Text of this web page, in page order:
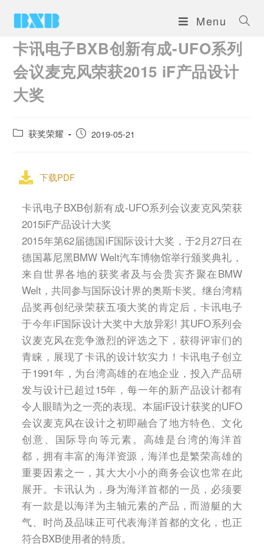
Menu
卡讯电子BXB创新有成-UFO系列
会议麦克风荣获2015 iF产品设计
大奖
获奖荣耀 2019-05-21
下载PDF
卡讯电子BXB创新有成-UFO系列会议麦克风荣获
2015iF产品设计大奖
2015年第62届德国iF国际设计大奖，于2月27日在
德国幕尼黑BMW Welt汽车博物馆举行颁奖典礼，
来自世界各地的获奖者及与会贵宾齐聚在BMW
Welt，共同参与国际设计界的奥斯卡奖。继台湾精
品奖再创纪录荣获五项大奖的肯定后，卡讯电子
于今年iF国际设计大奖中大放异彩! 其UFO系列会
议麦克风在竞争激烈的评选之下，获得评审们的
青睐，展现了卡讯的设计软实力！卡讯电子创立
于1991年，为台湾高雄的在地企业，投入产品研
发与设计已超过15年，每一年的新产品设计都有
令人眼睛为之一亮的表现。本届iF设计获奖的UFO
会议麦克风在设计之初即融合了地方特色、文化
创意、国际导向等元素。高雄是台湾的海洋首
都，拥有丰富的海洋资源，海洋也是繁荣高雄的
重要因素之一，其大大小小的商务会议也常在此
展开。卡讯认为，身为海洋首都的一员，必须要
有一款是以海洋为主轴元素的产品，而游艇的大
气、时尚及品味正可代表海洋首都的文化，也正
符合BXB使用者的特质。